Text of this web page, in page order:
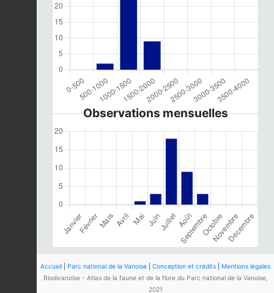
Observations mensuelles
Accueil Parc national de la Vanoise Conception et crédits
Mentions légales
Biodivanoise - Atlas de la faune et de la flore du Parc national de la Vanoise,
2021